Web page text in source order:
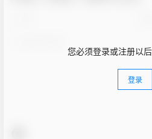
您必须登录或注册以
登录